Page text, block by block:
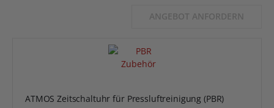
ANGEBOT ANFORDERN
ATMOS Zeitschaltuhr für Pressluftreinigung (PBR)